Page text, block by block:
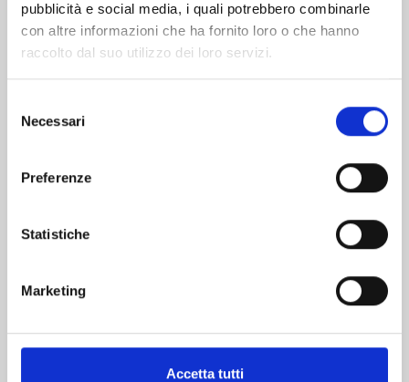
pubblicità e social media, i quali potrebbero combinarle
con altre informazioni che ha fornito loro o che hanno
raccolto dal suo utilizzo dei loro servizi.
delNecessari
Preferenze
Statistiche
Marketing
Accetta tutti